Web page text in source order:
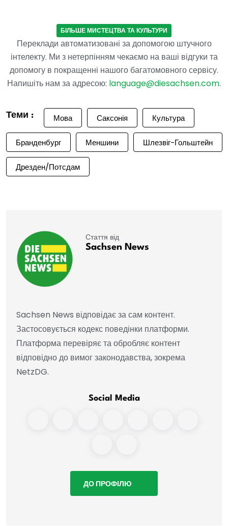
БІЛЬШЕ МИСТЕЦТВА ТА КУЛЬТУРИ
Переклади автоматизовані за допомогою штучного
інтелекту. Ми з нетерпінням чекаємо на ваші відгуки та
допомогу в покращенні нашого багатомовного сервісу.
Напишіть нам за адресою: language@diesachsen.com.
Теми : Мова Саксонія Культура
Бранденбург Меншини Шлезвіг-Гольштейн
Дрезден/Потсдам
Стаття від
Sachsen News
Sachsen News відповідає за сам контент.
Застосовується кодекс поведінки платформи.
Платформа перевіряє та обробляє контент
відповідно до вимог законодавства, зокрема
NetzDG.
Social Media
ДО ПРОФІЛЮ